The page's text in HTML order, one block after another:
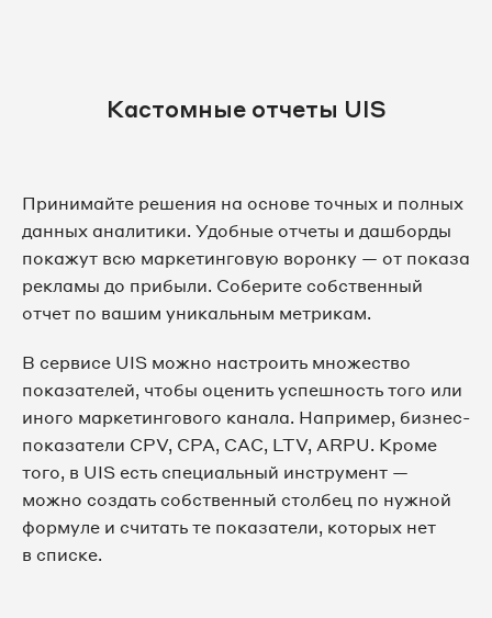
Кастомные отчеты UIS
Принимайте решения на основе точных и полных
данных аналитики. Удобные отчеты и дашборды
покажут всю маркетинговую воронку — от показа
рекламы до прибыли. Соберите собственный
отчет по вашим уникальным метрикам.
В сервисе UIS можно настроить множество
показателей, чтобы оценить успешность того или
иного маркетингового канала. Например, бизнес-
показатели CPV, CPA, CAC, LTV, ARPU. Кроме
того, в UIS есть специальный инструмент —
можно создать собственный столбец по нужной
формуле и считать те показатели, которых нет
в списке.